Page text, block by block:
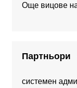
Още вицове
Партньори
системен